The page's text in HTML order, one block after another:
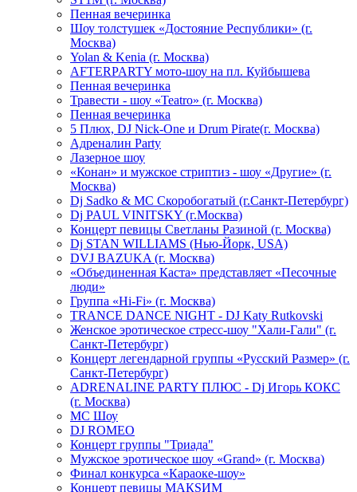
Пенная вечеринка
Шоу толстушек «Достояние Республики» (г.
Москва)
Yolan & Kenia (г. Москва)
AFTERPARTY мото-шоу на пл. Куйбышева
Пенная вечеринка
Травести - шоу «Teatro» (г. Москва)
Пенная вечеринка
5 Плюх, DJ Nick-One и Drum Pirate(г. Москва)
Адреналин Party
Лазерное шоу
«Конан» и мужское стриптиз - шоу «Другие» (г.
Москва)
Dj Sadko & МС Скоробогатый (г.Санкт-Петербург)
Dj PAUL VINITSKY (г.Москва)
Концерт певицы Светланы Разиной (г. Москва)
Dj STAN WILLIAMS (Нью-Йорк, USA)
DVJ BAZUKA (г. Москва)
«Объединенная Каста» представляет «Песочные
люди»
Группа «Hi-Fi» (г. Москва)
TRANCE DANCE NIGHT - DJ Katy Rutkovski
Женское эротическое стресс-шоу "Хали-Гали" (г.
Санкт-Петербург)
Концерт легендарной группы «Русский Размер» (г.
Санкт-Петербург)
ADRENALINE PARTY ПЛЮС - Dj Игорь КОКС
(г. Москва)
MC Шоу
DJ ROMEO
Концерт группы "Триада"
Мужское эротическое шоу «Grand» (г. Москва)
Финал конкурса «Караоке-шоу»
Концерт певицы МАКSИМ